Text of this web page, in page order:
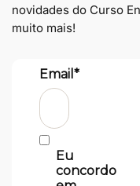
novidades do Curso
muito mais!
Email*
Eu
concordo